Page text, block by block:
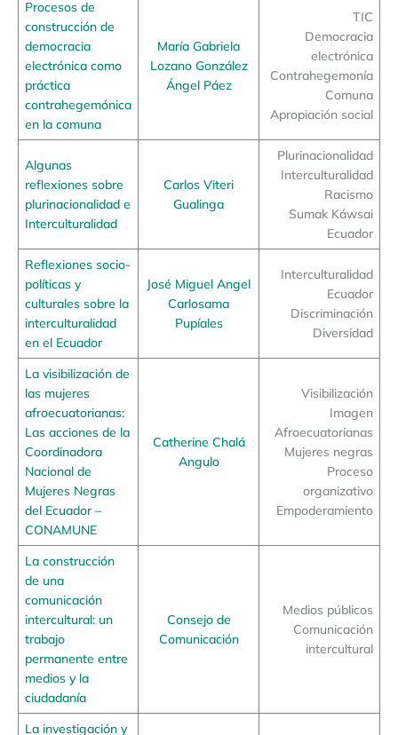
Procesos de
construcción de
democracia
electrónica como
práctica
contrahegemónica
en la comuna
María Gabriela
Lozano González
Ángel Páez
TIC
Democracia
electrónica
Contrahegemonía
Comuna
Apropiación social
Algunas
reflexiones sobre
plurinacionalidad e
Interculturalidad
Carlos Viteri
Gualinga
Plurinacionalidad
Interculturalidad
Racismo
Sumak Káwsai
Ecuador
Reflexiones socio-
políticas y
culturales sobre la
interculturalidad
en el Ecuador
José Miguel Angel
Carlosama
Pupíales
Interculturalidad
Ecuador
Discriminación
Diversidad
La visibilización de
las mujeres
afroecuatorianas:
Las acciones de la
Coordinadora
Nacional de
Mujeres Negras
del Ecuador –
CONAMUNE
Catherine Chalá
Angulo
Visibilización
Imagen
Afroecuatorianas
Mujeres negras
Proceso
organizativo
Empoderamiento
La construcción
de una
comunicación
intercultural: un
trabajo
permanente entre
medios y la
ciudadanía
Consejo de
Comunicación
Medios públicos
Comunicación
intercultural
La investigación y